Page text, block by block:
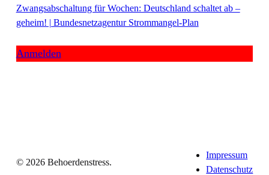
Zwangsabschaltung für Wochen: Deutschland schaltet ab –
geheim! | Bundesnetzagentur Strommangel-Plan
Anmelden
© 2026 Behoerdenstress.
Impressum
Datenschutz